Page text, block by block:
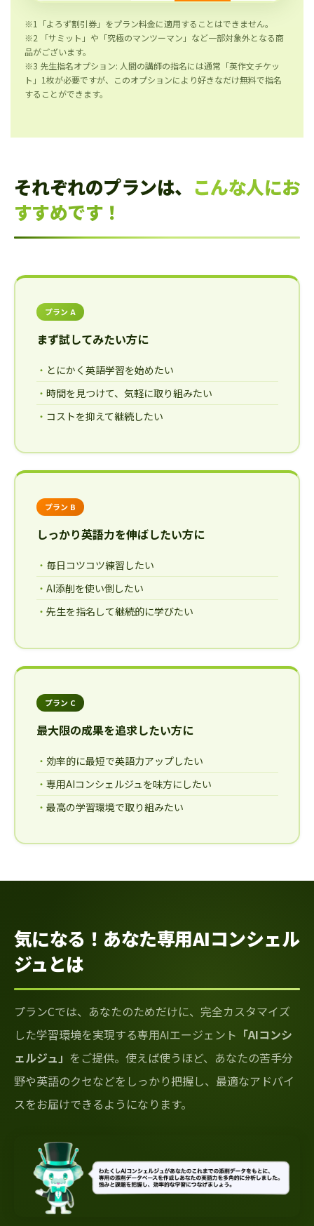
※1「よろず割引券」をプラン料金に適用することはできません。
※2 「サミット」や「究極のマンツーマン」など一部対象外となる商
品がございます。
※3 先生指名オプション: 人間の講師の指名には通常「英作文チケッ
ト」1枚が必要ですが、このオプションにより好きなだけ無料で指名
することができます。
それぞれのプランは、 こんな人にお
すすめです！
プラン A
まず試してみたい方に
とにかく英語学習を始めたい
時間を見つけて、気軽に取り組みたい
コストを抑えて継続したい
プラン B
しっかり英語力を伸ばしたい方に
毎日コツコツ練習したい
AI添削を使い倒したい
先生を指名して継続的に学びたい
プラン C
最大限の成果を追求したい方に
効率的に最短で英語力アップしたい
専用AIコンシェルジュを味方にしたい
最高の学習環境で取り組みたい
気になる！あなた専用AIコンシェル
ジュとは
プランCでは、あなたのためだけに、完全カスタマイズ
した学習環境を実現する専用AIエージェント 「AIコンシ
ェルジュ」 をご提供。使えば使うほど、あなたの苦手分
野や英語のクセなどをしっかり把握し、最適なアドバイ
スをお届けできるようになります。